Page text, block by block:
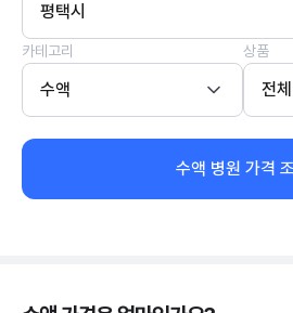
평택시
카테고리
수액
상품
전체
수액 병원 가격